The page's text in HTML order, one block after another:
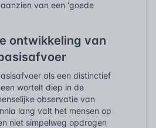
van een ‘goede
ontwikkeling van
als een distinctief
wortelt diep in de
observatie van
lang valt het mensen op
niet simpelweg opdrogen